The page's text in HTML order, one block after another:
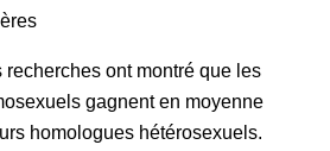
recherches ont montré que les
gagnent en moyenne
homologues hétérosexuels.